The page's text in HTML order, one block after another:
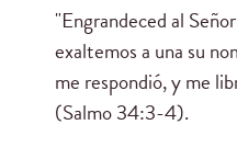
"Engrandeced al
exaltemos a una su
me respondió, y me
(Salmo 34:3-4).